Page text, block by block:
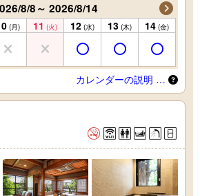
8/8～ 2026/8/14
(月) 11 (火) 12 (水) 13 (木) 14 (金)
カレンダーの説明 …